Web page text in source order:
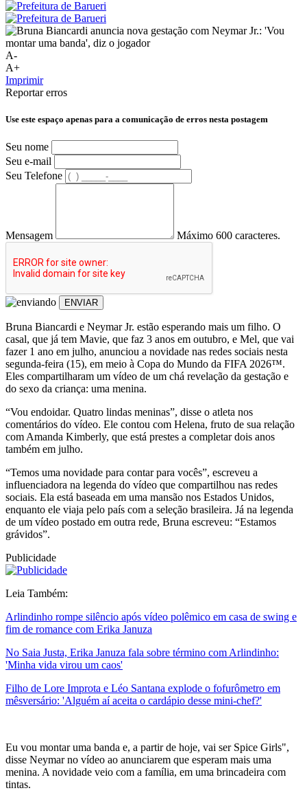
A-
A+
Imprimir
Reportar erros
Use este espaço apenas para a comunicação de erros nesta postagem
Seu nome
Seu e-mail
Seu Telefone
Mensagem Máximo 600 caracteres.
ENVIAR
Bruna Biancardi e Neymar Jr. estão esperando mais um filho. O
casal, que já tem Mavie, que faz 3 anos em outubro, e Mel, que vai
fazer 1 ano em julho, anunciou a novidade nas redes sociais nesta
segunda-feira (15), em meio à Copa do Mundo da FIFA 2026™.
Eles compartilharam um vídeo de um chá revelação da gestação e
do sexo da criança: uma menina.
“Vou endoidar. Quatro lindas meninas”, disse o atleta nos
comentários do vídeo. Ele contou com Helena, fruto de sua relação
com Amanda Kimberly, que está prestes a completar dois anos
também em julho.
“Temos uma novidade para contar para vocês”, escreveu a
influenciadora na legenda do vídeo que compartilhou nas redes
sociais. Ela está baseada em uma mansão nos Estados Unidos,
enquanto ele viaja pelo país com a seleção brasileira. Já na legenda
de um vídeo postado em outra rede, Bruna escreveu: “Estamos
grávidos”.
Publicidade
Leia Também:
Arlindinho rompe silêncio após vídeo polêmico em casa de swing e
fim de romance com Erika Januza
No Saia Justa, Erika Januza fala sobre término com Arlindinho:
'Minha vida virou um caos'
Filho de Lore Improta e Léo Santana explode o fofurômetro em
mêsversário: 'Alguém aí aceita o cardápio desse mini-chef?'
Eu vou montar uma banda e, a partir de hoje, vai ser Spice Girls",
disse Neymar no vídeo ao anunciarem que esperam mais uma
menina. A novidade veio com a família, em uma brincadeira com
tintas.